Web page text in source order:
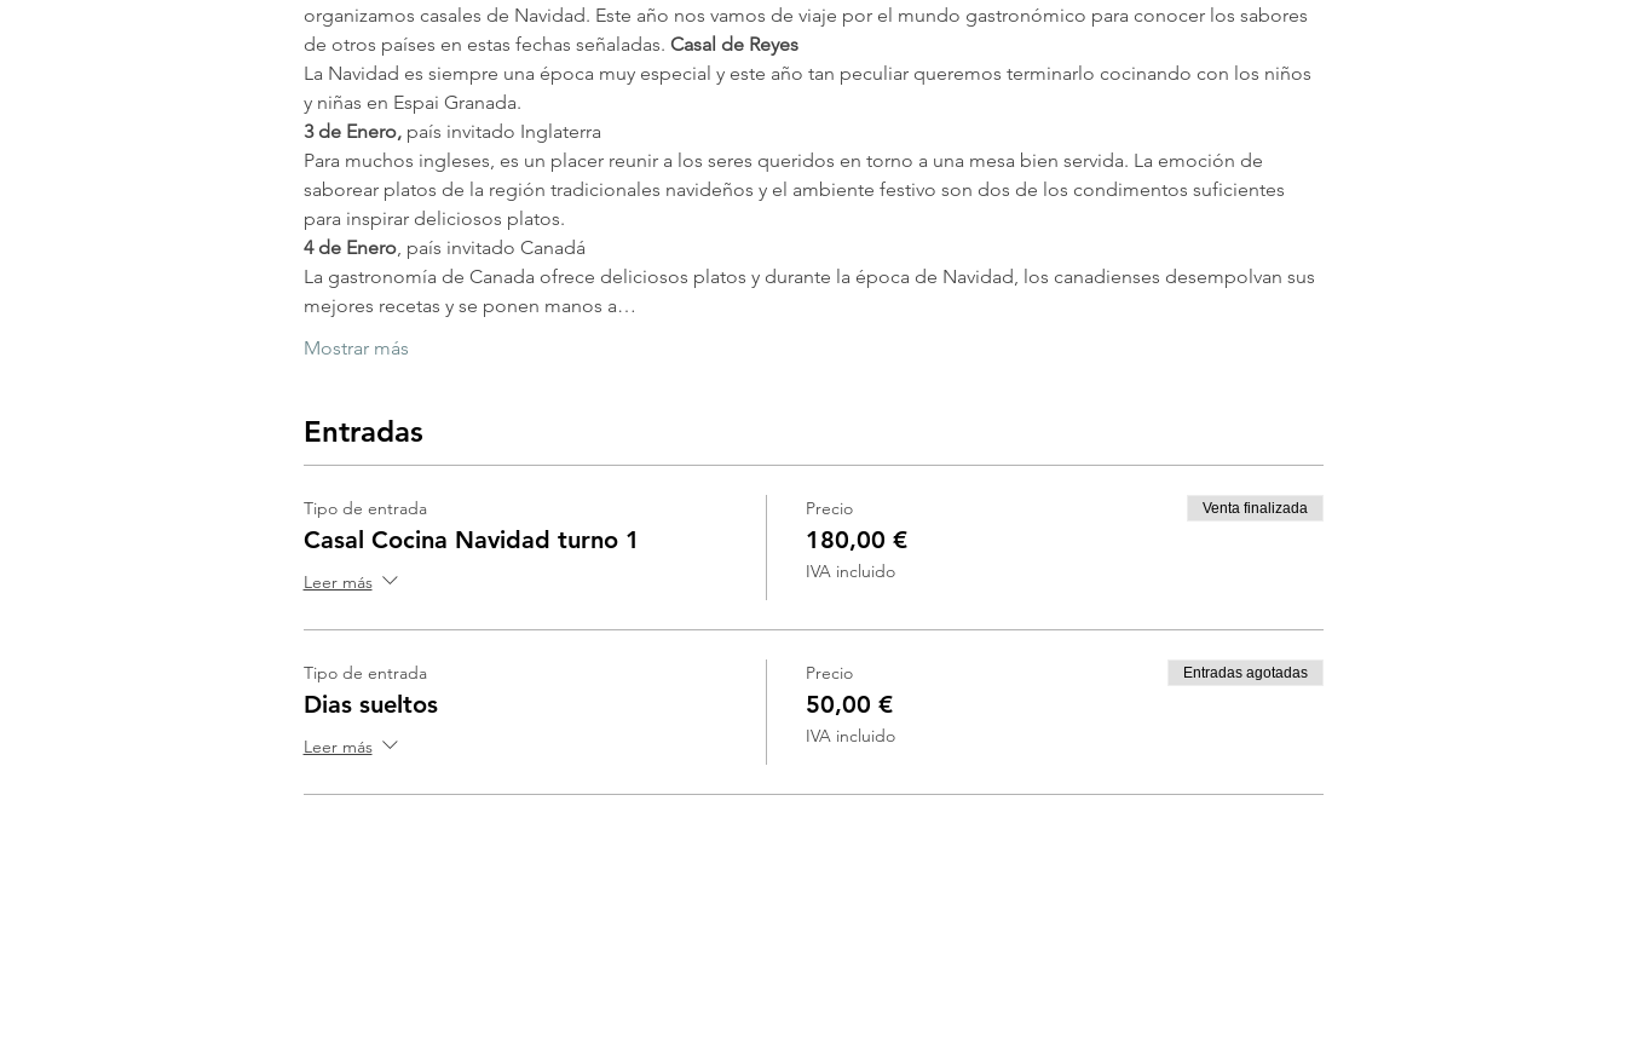
organizamos casales de Navidad. Este año nos vamos de viaje por el mundo gastronómico para conocer los sabores
de otros países en estas fechas señaladas. Casal de Reyes
La Navidad es siempre una época muy especial y este año tan peculiar queremos terminarlo cocinando con los niños
y niñas en Espai Granada.
3 de Enero, país invitado Inglaterra
Para muchos ingleses, es un placer reunir a los seres queridos en torno a una mesa bien servida. La emoción de
saborear platos de la región tradicionales navideños y el ambiente festivo son dos de los condimentos suficientes
para inspirar deliciosos platos.
4 de Enero, país invitado Canadá
La gastronomía de Canada ofrece deliciosos platos y durante la época de Navidad, los canadienses desempolvan sus
mejores recetas y se ponen manos a…
Mostrar más
Entradas
Tipo de entrada
Casal Cocina Navidad turno 1
Leer más
Precio
180,00 €
IVA incluido
Venta finalizada
Tipo de entrada
Dias sueltos
Leer más
Precio
50,00 €
IVA incluido
Entradas agotadas